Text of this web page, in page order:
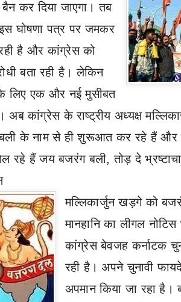
कर दिया जाएगा। तब
घोषणा पत्र पर जमकर
रही है और कांग्रेस को
बता रही है। लेकिन
के लिए एक और नई मुसीबत
अब कांग्रेस के राष्ट्रीय अध्यक्ष
के नाम से ही शुरूआत कर रहे हैं और
रहे हैं जय बजरंग बली,तोड़ दे
मल्लिकार्जुन खड़गे को
मानहानि का लीगल
कांग्रेस बेवजह कर्नाटक
रही है। अपने चुनावी
अपमान किया जा रहा